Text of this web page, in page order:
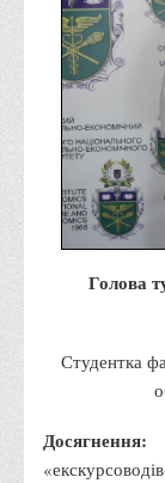
Медіа
Фотогалерея
Відеогалерея
ВТЕІ у ЗМІ
Голова
Студентка
Досягнення: